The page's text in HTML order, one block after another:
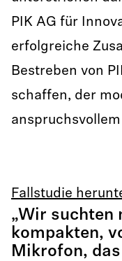
PIK AG für
erfolgreiche
Bestreben von
schaffen, der
Fallstudie
„Wir suchten
kompakten,
Mikrofon,